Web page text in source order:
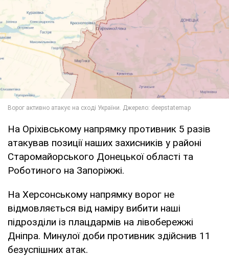
На Оріхівському напрямку противник 5 разів
атакував позиції наших захисників у районі
Старомайорського Донецької області та
Роботиного на Запоріжжі.
На Херсонському напрямку ворог не
відмовляється від наміру вибити наші
підрозділи із плацдармів на лівобережжі
Дніпра. Минулої доби противник здійснив 11
безуспішних атак.